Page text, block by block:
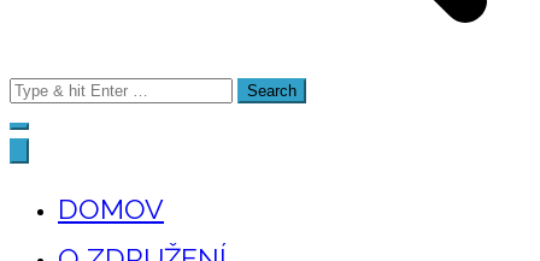
Search
for:
DOMOV